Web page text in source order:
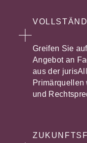
Greifen Sie
Angebot an
aus der
Primärquellen
und